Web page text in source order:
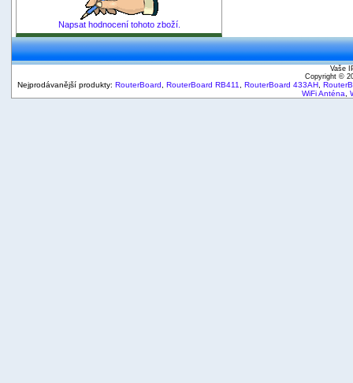
Napsat hodnocení tohoto zboží.
Vaše
Copyright ©
Nejprodávanější produkty: RouterBoard RouterBoard RB411 RouterBoard 433AH
WiFi Anténa